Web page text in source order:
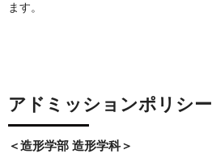
ます。
アドミッションポリシー
＜造形学部 造形学科＞